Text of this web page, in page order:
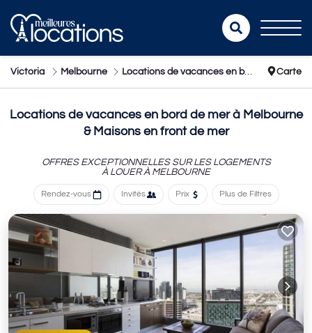
Victoria Melbourne Locations de vacances en bord de mer Carte
Locations de vacances en bord de mer à Melbourne
& Maisons en front de mer
OFFRES EXCEPTIONNELLES SUR LES LOGEMENTS
À LOUER À MELBOURNE
Rendez-vous Invités Prix Plus de Filtres